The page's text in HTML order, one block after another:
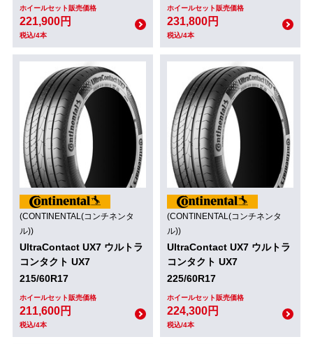
ホイールセット販売価格
221,900円
税込/4本
ホイールセット販売価格
231,800円
税込/4本
(CONTINENTAL(コンチネンタ
ル))
UltraContact UX7 ウルトラ
コンタクト UX7
215/60R17
ホイールセット販売価格
211,600円
税込/4本
(CONTINENTAL(コンチネンタ
ル))
UltraContact UX7 ウルトラ
コンタクト UX7
225/60R17
ホイールセット販売価格
224,300円
税込/4本